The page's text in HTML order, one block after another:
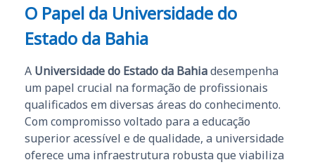
O Papel da Universidade do
Estado da Bahia
A Universidade do Estado da Bahiadesempenha
um papel crucial na formação de profissionais
qualificados em diversas áreas do conhecimento.
Com compromisso voltado para a educação
superior acessível e de qualidade, a universidade
oferece uma infraestrutura robusta que viabiliza